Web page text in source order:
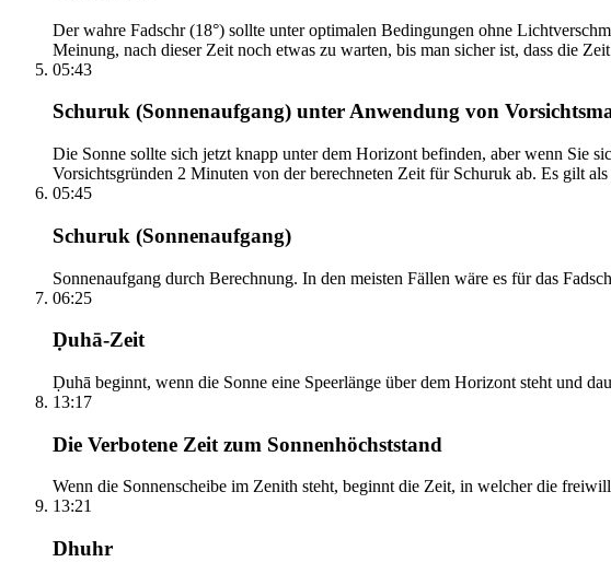
Der wahre Fadschr (18°) sollte unter optimalen Bedingungen ohne
Meinung, nach dieser Zeit noch etwas zu warten, bis man sicher ist, dass die
05:43
Schuruk (Sonnenaufgang) unter Anwendung von
Die Sonne sollte sich jetzt knapp unter dem Horizont befinden, aber wenn Sie
Vorsichtsgründen 2 Minuten von der berechneten Zeit für Schuruk ab. Es gilt
05:45
Schuruk (Sonnenaufgang)
Sonnenaufgang durch Berechnung. In den meisten Fällen wäre es für das
06:25
Ḍuhā-Zeit
Ḍuhā beginnt, wenn die Sonne eine Speerlänge über dem Horizont steht und
13:17
Die Verbotene Zeit zum Sonnenhöchststand
Wenn die Sonnenscheibe im Zenith steht, beginnt die Zeit, in welcher die
13:21
Dhuhr